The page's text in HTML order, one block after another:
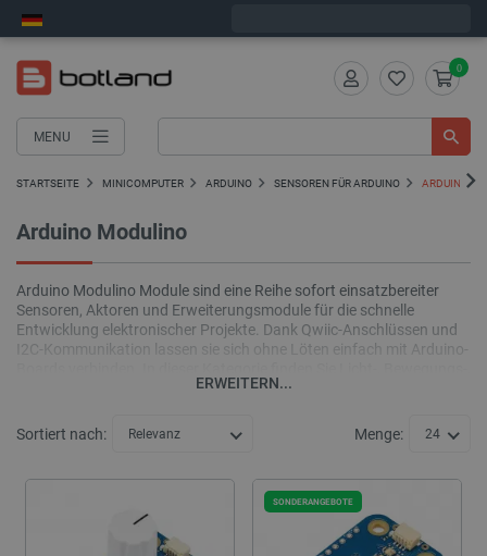
MENU
0
STARTSEITE MINICOMPUTER ARDUINO SENSOREN FÜR ARDUINO ARDUINO
Arduino Modulino
Arduino Modulino Module sind eine Reihe sofort einsatzbereiter
Sensoren, Aktoren und Erweiterungsmodule für die schnelle
Entwicklung elektronischer Projekte. Dank Qwiic-Anschlüssen und
I2C-Kommunikation lassen sie sich ohne Löten einfach mit Arduino-
Distanz-, Temperatur- und Feuchtigkeitssensoren sowie Taster,
ERWEITERN...
Sortiert nach: Relevanz Menge: 24
SONDERANGEBOTE